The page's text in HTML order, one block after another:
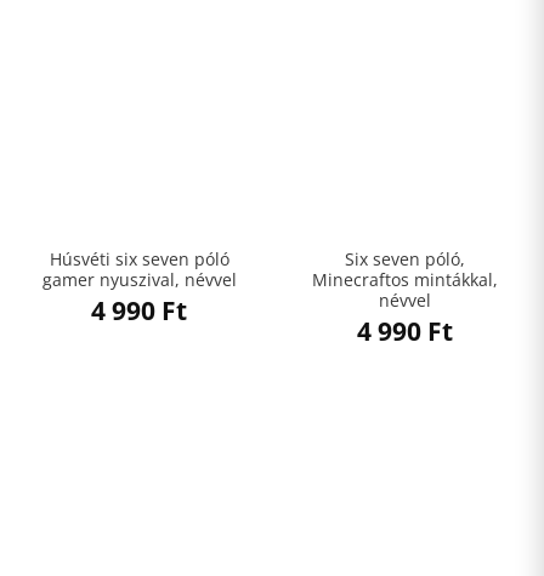
Húsvéti six seven póló
gamer nyuszival, névvel
4 990 Ft
Six seven póló,
Minecraftos mintákkal,
névvel
4 990 Ft